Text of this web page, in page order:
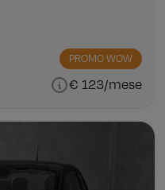
PROMO WOW
€ 123/mese